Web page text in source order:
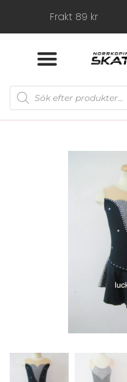
Frakt 89 kr